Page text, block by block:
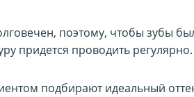
поэтому, чтобы зубы
придется проводить регулярно.
подбирают идеальный